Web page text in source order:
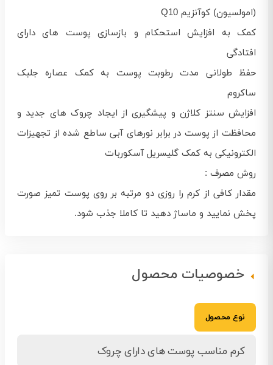
(امولسیون) کوآنزیم Q10
کمک به افزایش استحکام و بازسازی پوست های دارای
افتادگی
حفظ طولانی مدت رطوبت پوست به کمک عصاره جلبک
ساکروم
افزایش سنتز کلاژن و پیشگیری از ایجاد چروک های جدید و
محافظت از پوست در برابر نورهای آبی ساطع شده از تجهیزات
الکترونیکی به کمک گلیسریل آسکوربات
روش مصرف :
مقدار کافی از کرم را روزی دو مرتبه بر روی پوست تمیز صورت
پخش نمایید و ماساژ دهید تا کاملا جذب شود.
خصوصیات محصول
نوع محصول
کرم مناسب پوست های دارای چروک